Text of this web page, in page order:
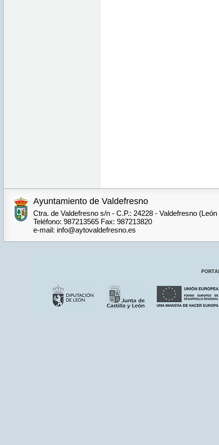
Ayuntamiento de Valdefresno
Ctra. de Valdefresno s/n - C.P.: 24228 - Valdefresno
Teléfono: 987213565 Fax: 987213820
e-mail: info@aytovaldefresno.es